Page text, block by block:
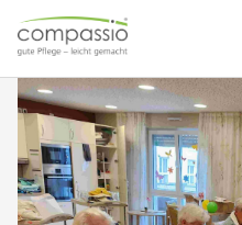
content